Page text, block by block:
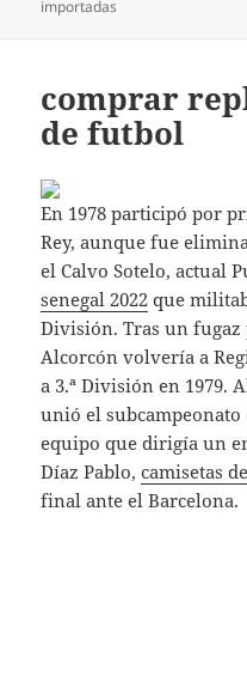
importadas
comprar
de futbol
En 1978 participó por
Rey, aunque fue
el Calvo Sotelo, actual
senegal 2022 que
División. Tras un fugaz
Alcorcón volvería a
a 3.ª División en 1979.
unió el subcampeonato
equipo que dirigía un
Díaz Pablo,camisetas
final ante el Barcelona.